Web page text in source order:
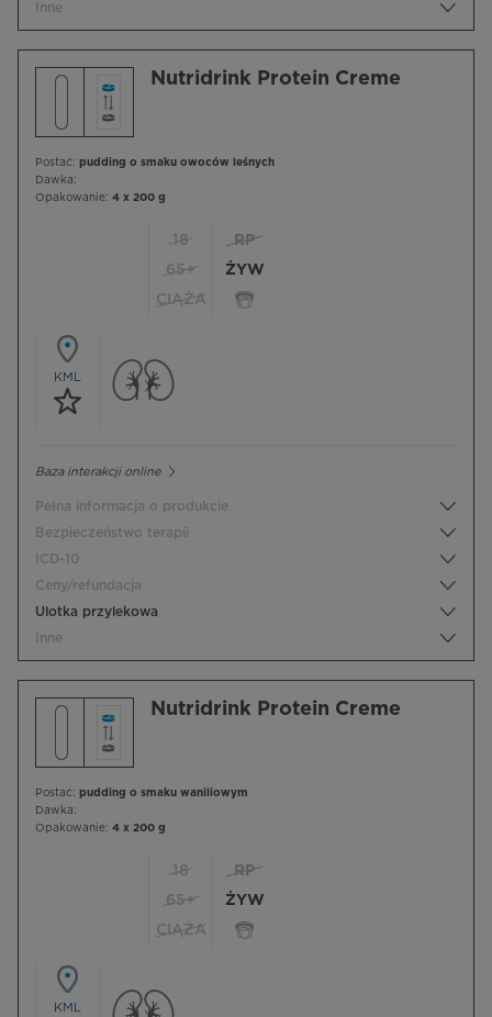
Inne
Nutridrink Protein Creme
Postać: pudding o smaku owoców leśnych
Dawka:
Opakowanie: 4 x 200 g
18
65+
CIĄŻA
RP
ŻYW
KML
Baza interakcji online
Pełna informacja o produkcie
Bezpieczeństwo terapii
ICD-10
Ceny/refundacja
Ulotka przylekowa
Inne
Nutridrink Protein Creme
Postać: pudding o smaku waniliowym
Dawka:
Opakowanie: 4 x 200 g
18
65+
CIĄŻA
RP
ŻYW
KML